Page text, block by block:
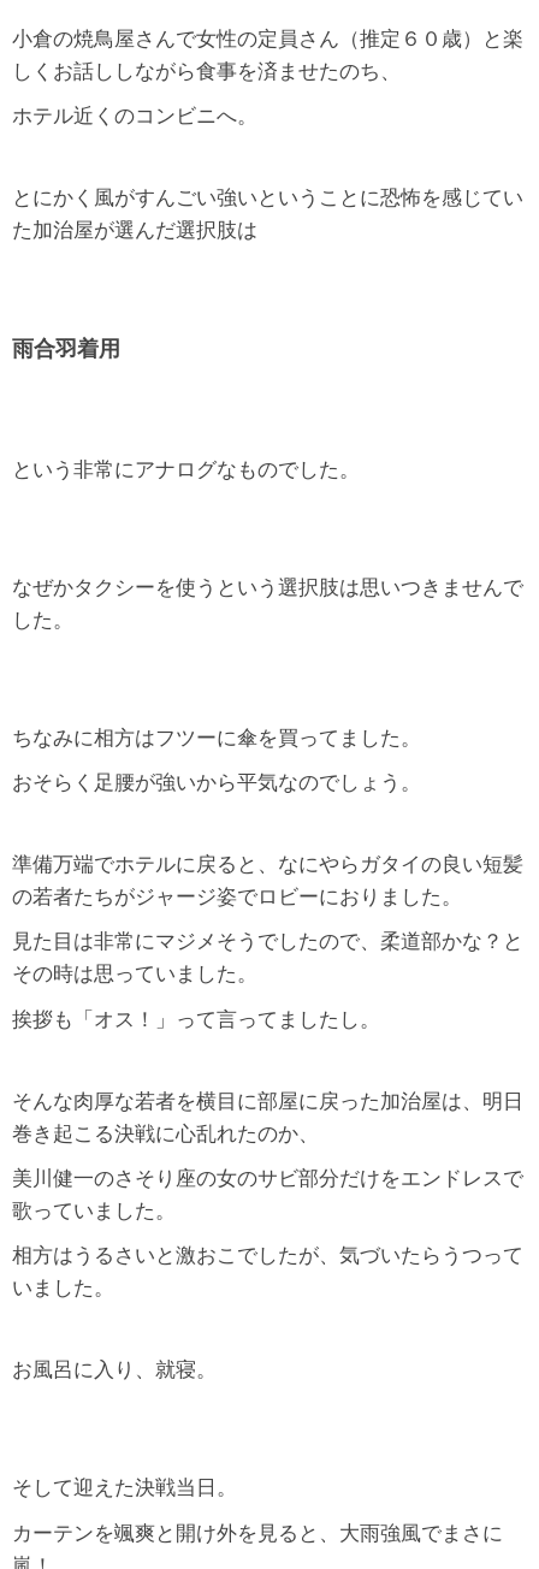
小倉の焼鳥屋さんで女性の定員さん（推定６０歳）と楽
しくお話ししながら食事を済ませたのち、
ホテル近くのコンビニへ。
とにかく風がすんごい強いということに恐怖を感じてい
た加治屋が選んだ選択肢は
雨合羽着用
という非常にアナログなものでした。
なぜかタクシーを使うという選択肢は思いつきませんで
した。
ちなみに相方はフツーに傘を買ってました。
おそらく足腰が強いから平気なのでしょう。
準備万端でホテルに戻ると、なにやらガタイの良い短髪
の若者たちがジャージ姿でロビーにおりました。
見た目は非常にマジメそうでしたので、柔道部かな？と
その時は思っていました。
挨拶も「オス！」って言ってましたし。
そんな肉厚な若者を横目に部屋に戻った加治屋は、明日
巻き起こる決戦に心乱れたのか、
美川健一のさそり座の女のサビ部分だけをエンドレスで
歌っていました。
相方はうるさいと激おこでしたが、気づいたらうつって
いました。
お風呂に入り、就寝。
そして迎えた決戦当日。
カーテンを颯爽と開け外を見ると、大雨強風でまさに